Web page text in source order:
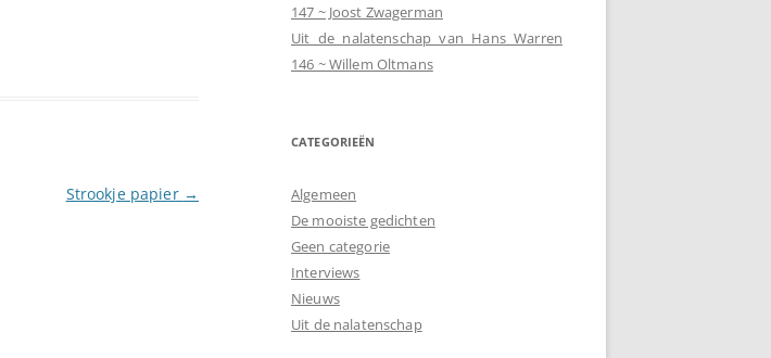
Strookje papier →
147 ~ Joost Zwagerman
Uit de nalatenschap van Hans Warren
146 ~ Willem Oltmans
CATEGORIEËN
Algemeen
De mooiste gedichten
Geen categorie
Interviews
Nieuws
Uit de nalatenschap